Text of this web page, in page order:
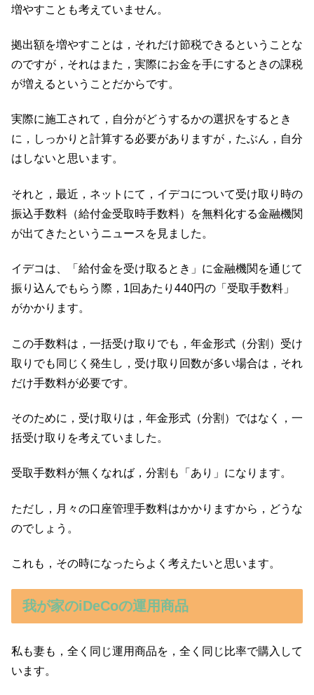
増やすことも考えていません。
拠出額を増やすことは，それだけ節税できるということな
のですが，それはまた，実際にお金を手にするときの課税
が増えるということだからです。
実際に施工されて，自分がどうするかの選択をするとき
に，しっかりと計算する必要がありますが，たぶん，自分
はしないと思います。
それと，最近，ネットにて，イデコについて受け取り時の
振込手数料（給付金受取時手数料）を無料化する金融機関
が出てきたというニュースを見ました。
イデコは、「給付金を受け取るとき」に金融機関を通じて
振り込んでもらう際，1回あたり440円の「受取手数料」
がかかります。
この手数料は，一括受け取りでも，年金形式（分割）受け
取りでも同じく発生し，受け取り回数が多い場合は，それ
だけ手数料が必要です。
そのために，受け取りは，年金形式（分割）ではなく，一
括受け取りを考えていました。
受取手数料が無くなれば，分割も「あり」になります。
ただし，月々の口座管理手数料はかかりますから，どうな
のでしょう。
これも，その時になったらよく考えたいと思います。
我が家のiDeCoの運用商品
私も妻も，全く同じ運用商品を，全く同じ比率で購入して
います。